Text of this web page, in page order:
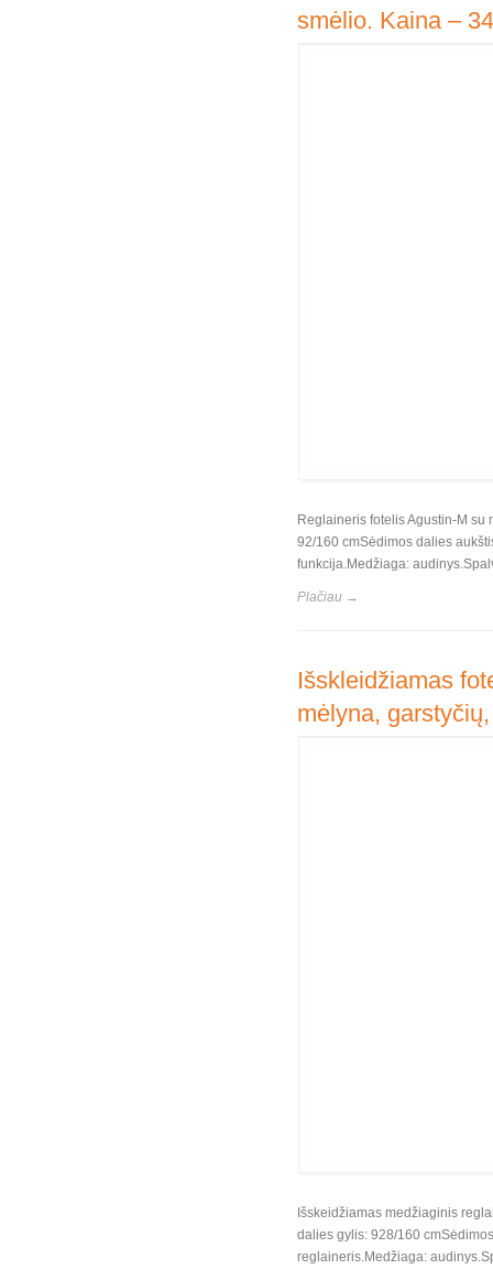
smėlio. Kaina –
Reglaineris fotelis Agustin-M su
92/160 cmSėdimos dalies
funkcija.Medžiaga:
Plačiau →
Išskleidžiamas
mėlyna,
Išskeidžiamas medžiaginis
dalies gylis: 928/160
reglaineris.Medžiaga: